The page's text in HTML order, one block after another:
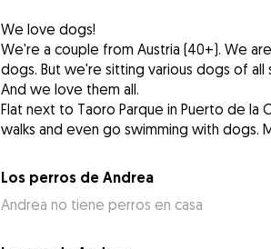
We love dogs!
We're a couple from Austria (40+). We
dogs. But we're sitting various dogs of all
And we love them all.
Flat next to Taoro Parque in Puerto de la
walks and even go swimming with dogs.
Los perros de Andrea
Andrea no tiene perros en casa